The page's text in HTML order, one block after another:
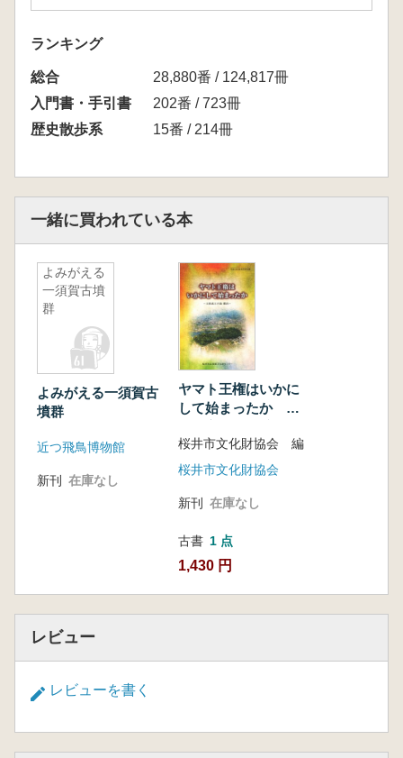
ランキング
総合
28,880番 / 124,817冊
入門書・手引書
202番 / 723冊
歴史散歩系
15番 / 214冊
一緒に買われている本
よみがえる
一須賀古墳
群
よみがえる一須賀古
墳群
近つ飛鳥博物館
新刊 在庫なし
ヤマト王権はいかに
して始まったか 王
桜井市文化財協会 編
桜井市文化財協会
新刊 在庫なし
古書 1 点
1,430 円
レビュー
レビューを書く